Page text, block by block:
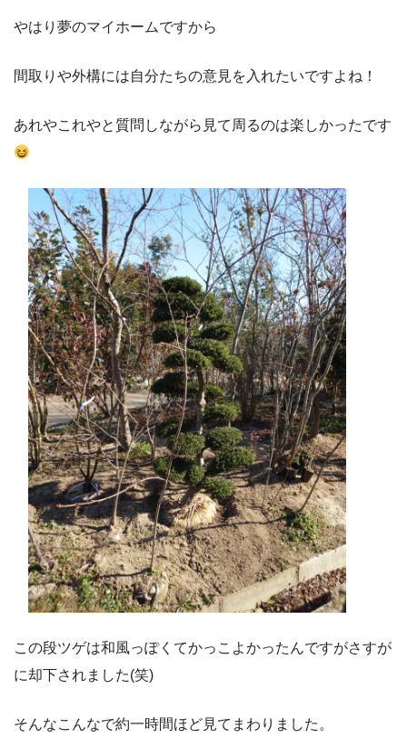
やはり夢のマイホームですから
間取りや外構には自分たちの意見を入れたいですよね！
あれやこれやと質問しながら見て周るのは楽しかったです
この段ツゲは和風っぽくてかっこよかったんですがさすが
に却下されました(笑)
そんなこんなで約一時間ほど見てまわりました。